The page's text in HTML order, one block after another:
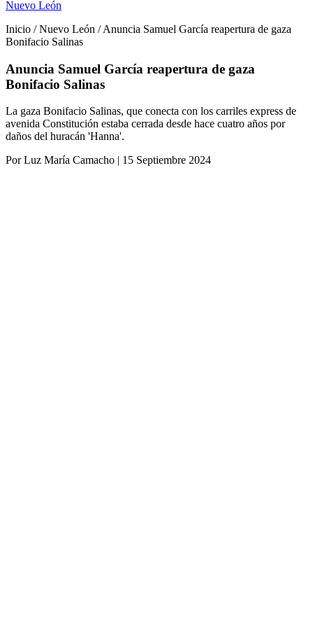
Nuevo León
Inicio / Nuevo León / Anuncia Samuel García reapertura de gaza
Bonifacio Salinas
Anuncia Samuel García reapertura de gaza
Bonifacio Salinas
La gaza Bonifacio Salinas, que conecta con los carriles express de
avenida Constitución estaba cerrada desde hace cuatro años por
daños del huracán 'Hanna'.
Por Luz María Camacho | 15 Septiembre 2024